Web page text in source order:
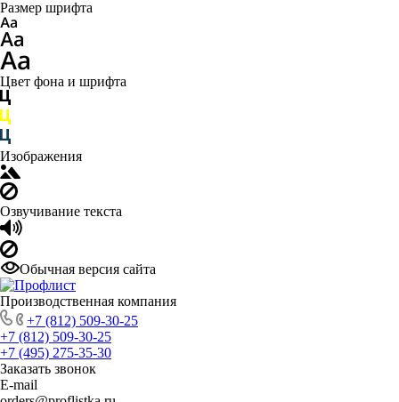
Размер шрифта
Цвет фона и шрифта
Изображения
Озвучивание текста
Обычная версия сайта
Производственная компания
+7 (812) 509-30-25
+7 (812) 509-30-25
+7 (495) 275-35-30
Заказать звонок
E-mail